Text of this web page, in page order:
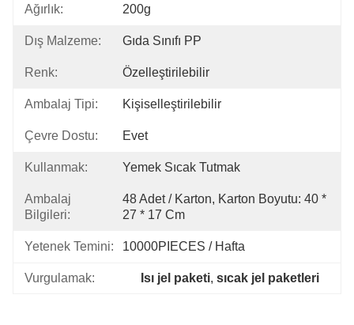
Ağırlık: 200g
Dış Malzeme: Gıda Sınıfı PP
Renk: Özelleştirilebilir
Ambalaj Tipi: Kişiselleştirilebilir
Çevre Dostu: Evet
Kullanmak: Yemek Sıcak Tutmak
Ambalaj
Bilgileri:
48 Adet / Karton, Karton Boyutu: 40 *
27 * 17 Cm
Yetenek Temini: 10000PIECES / Hafta
Vurgulamak: Isı jel paketi, sıcak jel paketleri